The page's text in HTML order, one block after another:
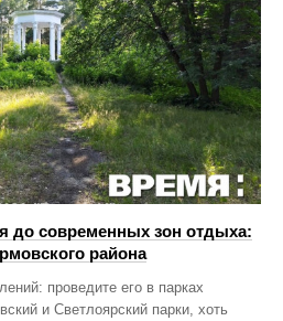
до современных зон отдыха:
района
проведите его в парках
и Светлоярский парки, хоть